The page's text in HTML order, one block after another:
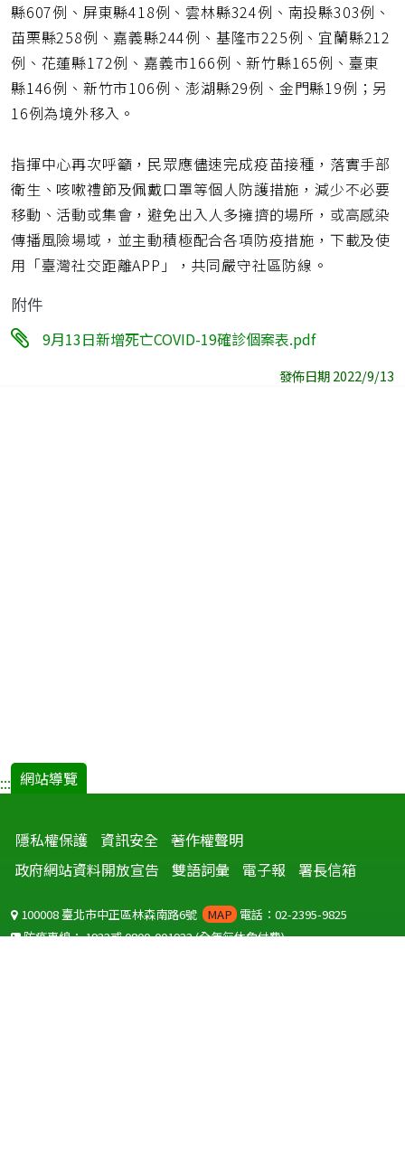
縣607例、屏東縣418例、雲林縣324例、南投縣303例、
苗栗縣258例、嘉義縣244例、基隆市225例、宜蘭縣212
例、花蓮縣172例、嘉義市166例、新竹縣165例、臺東
縣146例、新竹市106例、澎湖縣29例、金門縣19例；另
16例為境外移入。
指揮中心再次呼籲，民眾應儘速完成疫苗接種，落實手部
衛生、咳嗽禮節及佩戴口罩等個人防護措施，減少不必要
移動、活動或集會，避免出入人多擁擠的場所，或高感染
傳播風險場域，並主動積極配合各項防疫措施，下載及使
用「臺灣社交距離APP」，共同嚴守社區防線。
附件
9月13日新增死亡COVID-19確診個案表.pdf
發佈日期 2022/9/13
::: 網站導覽
隱私權保護 資訊安全 著作權聲明
政府網站資料開放宣告
雙語詞彙 電子報 署長信箱
100008 臺北市中正區林森南路6號 MAP 電話：02-2395-9825
防疫專線：1922或0800-001922(全年無休免付費)